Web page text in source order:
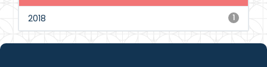
1
2018